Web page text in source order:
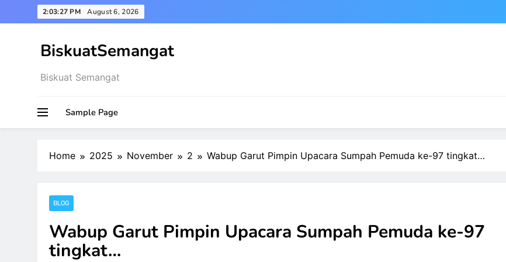
to
2:03:27 PM August 6, 2026
BiskuatSemangat
Biskuat Semangat
Sample Page
Home 2025 November 2 Wabup Garut Pimpin Upacara Sumpah Pemuda ke-97 tingkat…
BLOG
Wabup Garut Pimpin Upacara Sumpah Pemuda ke-97
tingkat…